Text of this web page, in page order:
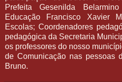
Prefeita Gesenilda
Educação Francisco Xavier
Escolas; Coordenadores
pedagógica da Secretaria
os professores do nosso
de Comunicação nas pessoas
Bruno.